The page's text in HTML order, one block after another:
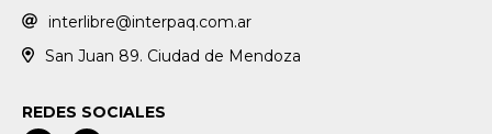
interlibre@interpaq.com.ar
San Juan 89. Ciudad de Mendoza
REDES SOCIALES